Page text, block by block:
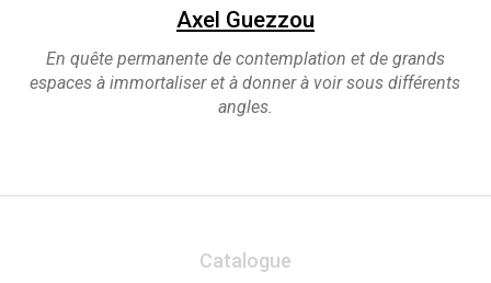
Axel Guezzou
En quête permanente de contemplation et de grands
espaces à immortaliser et à donner à voir sous différents
angles.
Catalogue